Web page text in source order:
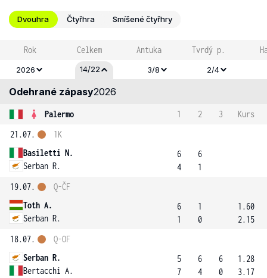
Dvouhra Čtyřhra Smíšené čtyřhry
Rok Celkem Antuka Tvrdý p.
2026 14/22 3/8 2/4
Odehrané zápasy2026
Palermo 1 2 3
Kurs
21.07.
Basiletti N.
Serban R.
1K
6
4
6
1
19.07.
Toth A.
Serban R.
Q-ČF
6
1
1
0
1.60
2.15
18.07.
Serban R.
Bertacchi A.
Q-OF
5
7
6
4
6
0
1.28
3.17